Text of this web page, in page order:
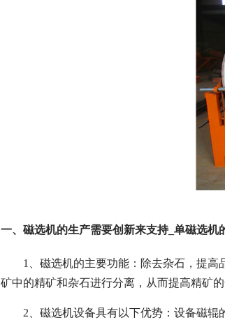
稀土
一、磁选机的生产需要创新来支持_单磁选机
1、磁选机的主要功能：除去杂石，提
矿中的精矿和杂石进行分离，从而提高精矿的
2、磁选机设备具有以下优势：设备磁辊